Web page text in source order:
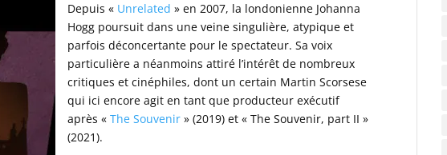
Depuis « Unrelated » en 2007, la londonienne Johanna
Hogg poursuit dans une veine singulière, atypique et
parfois déconcertante pour le spectateur. Sa voix
particulière a néanmoins attiré l’intérêt de nombreux
critiques et cinéphiles, dont un certain Martin Scorsese
qui ici encore agit en tant que producteur exécutif
après «The Souvenir » (2019) et « The Souvenir, part II »
(2021).